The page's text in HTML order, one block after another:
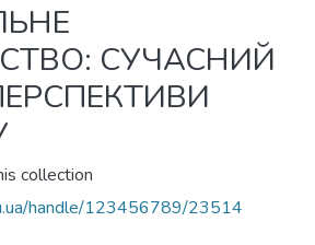
СУЧАСНИЙ
collection
handle/123456789/23514